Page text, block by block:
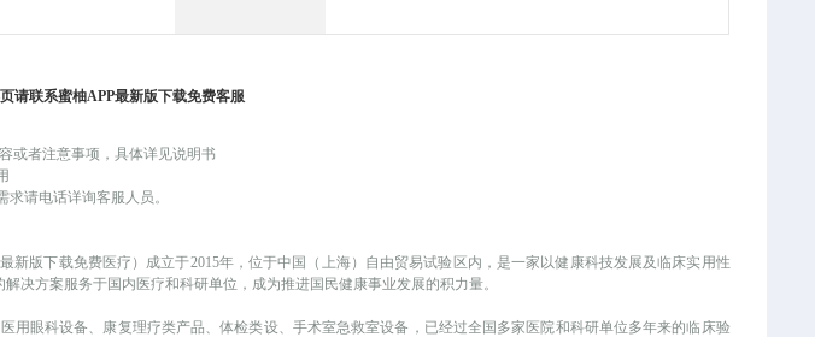
请联系蜜柚APP最新版下载免费客服
或者注意事项，具体详见说明书
请电话详询客服人员。
新版下载免费医疗）成立于2015年，位于中国（上海）自由贸易试验区内，是一家以健康科技发展及临床实用性
决方案服务于国内医疗和科研单位，成为推进国民健康事业发展的积力量。
用眼科设备、康复理疗类产品、体检类设、手术室急救室设备，已经过全国多家医院和科研单位多年来的临床验